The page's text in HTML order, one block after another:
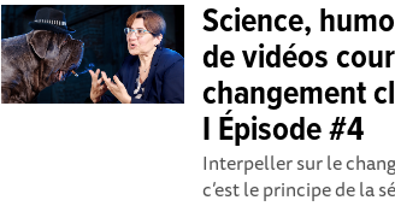
Science,
de vidéos
changement
I Épisode #4
Interpeller sur le
c’est le principe de la